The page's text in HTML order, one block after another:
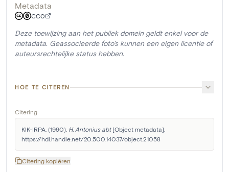
Metadata
CC0
Deze toewijzing aan het publiek domein geldt enkel voor de
metadata. Geassocieerde foto's kunnen een eigen licentie of
auteursrechtelijke status hebben.
HOE TE CITEREN
Citering
KIK-IRPA. (1990). H. Antonius abt [Object metadata].
https://hdl.handle.net/20.500.14037/object.21058
Citering kopiëren